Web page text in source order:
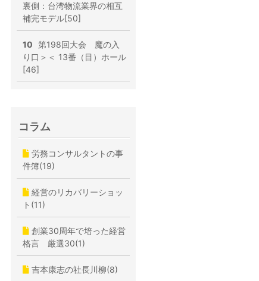
裏側：台湾物流業界の相互
補完モデル[50]
10 第198回大会 魔の入
り口＞＜ 13番（目）ホール
[46]
コラム
労務コンサルタントの事
件簿(19)
経営のリカバリーショッ
ト(11)
創業30周年で培った経営
格言 厳選30(1)
吉本康志の社長川柳(8)